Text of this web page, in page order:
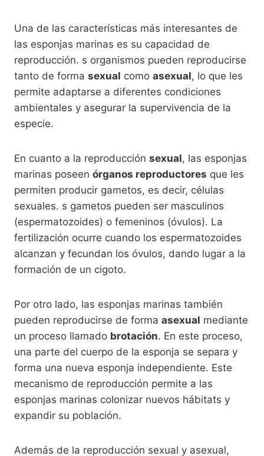
Una de las características más interesantes de
las esponjas marinas es su capacidad de
reproducción. s organismos pueden reproducirse
tanto de forma sexual como asexual, lo que les
permite adaptarse a diferentes condiciones
ambientales y asegurar la supervivencia de la
especie.
En cuanto a la reproducción sexual, las esponjas
marinas poseen órganos reproductores que les
permiten producir gametos, es decir, células
sexuales. s gametos pueden ser masculinos
(espermatozoides) o femeninos (óvulos). La
fertilización ocurre cuando los espermatozoides
alcanzan y fecundan los óvulos, dando lugar a la
formación de un cigoto.
Por otro lado, las esponjas marinas también
pueden reproducirse de forma asexual mediante
un proceso llamado brotación. En este proceso,
una parte del cuerpo de la esponja se separa y
forma una nueva esponja independiente. Este
mecanismo de reproducción permite a las
esponjas marinas colonizar nuevos hábitats y
expandir su población.
Además de la reproducción sexual y asexual,